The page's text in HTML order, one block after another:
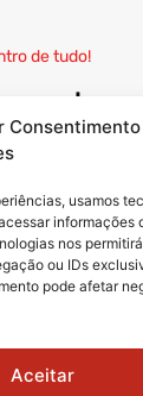
Consentimento
usamos
informações
nos
ou IDs
pode afetar
Aceitar
de tudo!